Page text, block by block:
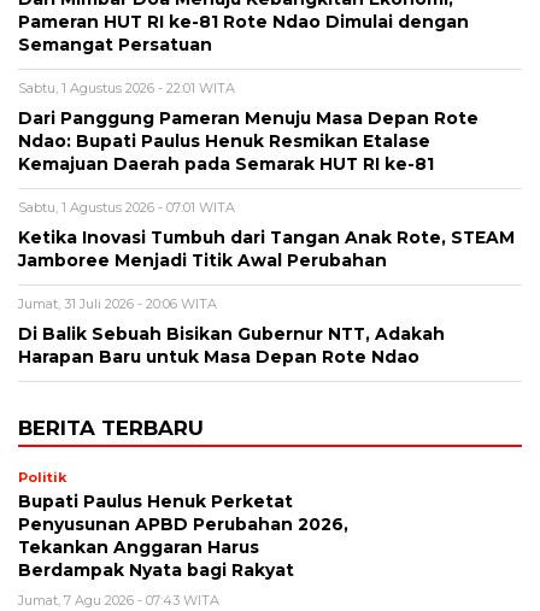
Pameran HUT RI ke-81 Rote Ndao Dimulai dengan
Semangat Persatuan
Sabtu, 1 Agustus 2026 - 22:01 WITA
Dari Panggung Pameran Menuju Masa Depan Rote
Ndao: Bupati Paulus Henuk Resmikan Etalase
Kemajuan Daerah pada Semarak HUT RI ke-81
Sabtu, 1 Agustus 2026 - 07:01 WITA
Ketika Inovasi Tumbuh dari Tangan Anak Rote, STEAM
Jamboree Menjadi Titik Awal Perubahan
Jumat, 31 Juli 2026 - 20:06 WITA
Di Balik Sebuah Bisikan Gubernur NTT, Adakah
Harapan Baru untuk Masa Depan Rote Ndao
BERITA TERBARU
Politik
Bupati Paulus Henuk Perketat
Penyusunan APBD Perubahan 2026,
Tekankan Anggaran Harus
Berdampak Nyata bagi Rakyat
Jumat, 7 Agu 2026 - 07:43 WITA